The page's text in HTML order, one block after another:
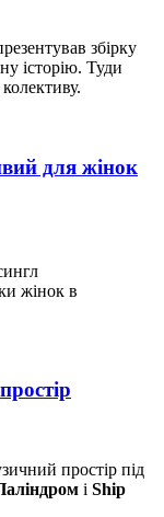
збірку
історію. Туди
для жінок
жінок в
простір під
і Ship